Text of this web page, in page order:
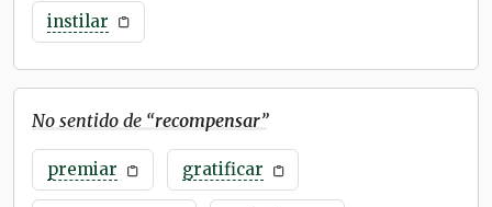
instilar
No sentido de “recompensar”
premiar gratificar